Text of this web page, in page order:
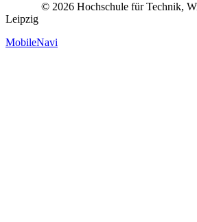
© 2026 Hochschule für Technik,
Leipzig
MobileNavi